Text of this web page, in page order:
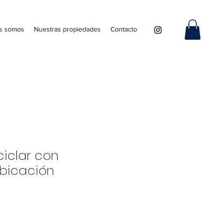
somos Nuestras propiedades Contacto
con